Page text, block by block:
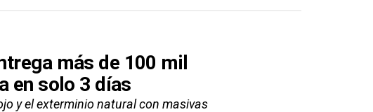
más de 100 mil
en solo 3 días
y el exterminio natural con masivas